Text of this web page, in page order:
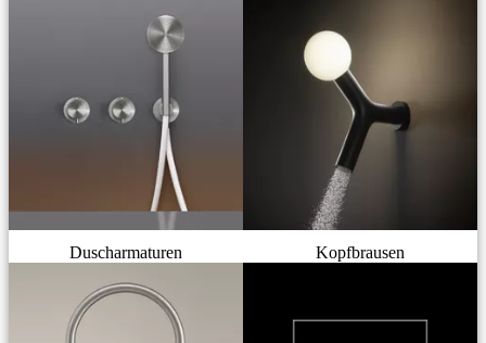
Duscharmaturen Kopfbrausen